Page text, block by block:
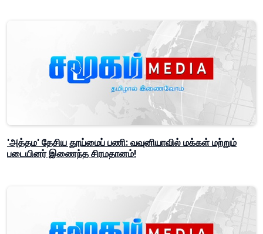
'அத்தம' தேசிய தூய்மைப் பணி: வவுனியாவில் மக்கள் மற்றும்
படையினர் இணைந்த சிரமதானம்!